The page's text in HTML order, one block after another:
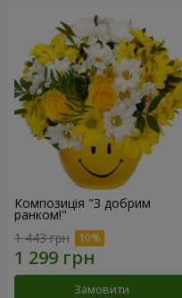
Композиція "З добрим
ранком!"
1 443 грн
Замовити